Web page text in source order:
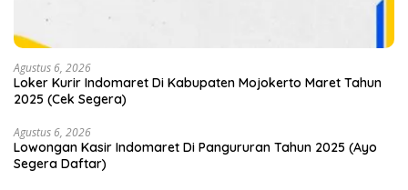
Agustus 6, 2026
Loker Kurir Indomaret Di Kabupaten Mojokerto Maret Tahun
2025 (Cek Segera)
Agustus 6, 2026
Lowongan Kasir Indomaret Di Pangururan Tahun 2025 (Ayo
Segera Daftar)